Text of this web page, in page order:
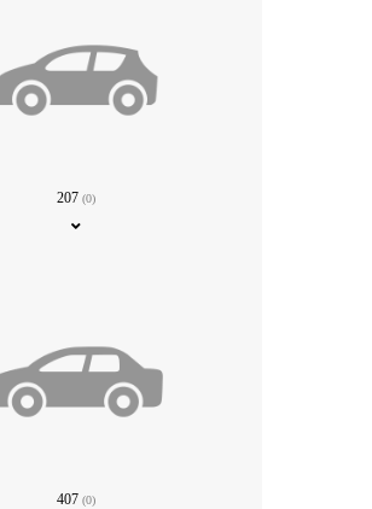
207 (0)
407 (0)